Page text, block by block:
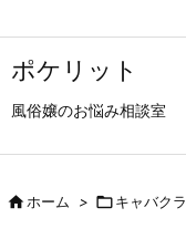
ポケリット
風俗嬢のお悩み相談室
ホーム > キャバクラ